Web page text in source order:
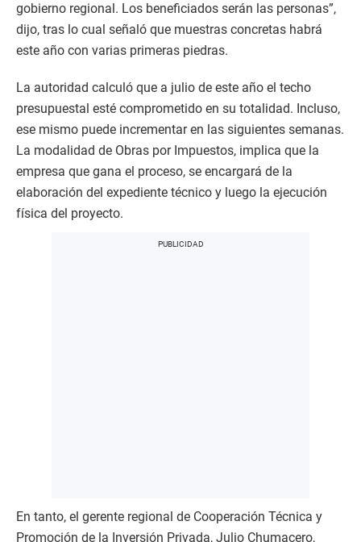
gobierno regional. Los beneficiados serán las personas”,
dijo, tras lo cual señaló que muestras concretas habrá
este año con varias primeras piedras.
La autoridad calculó que a julio de este año el techo
presupuestal esté comprometido en su totalidad. Incluso,
ese mismo puede incrementar en las siguientes semanas.
La modalidad de Obras por Impuestos, implica que la
empresa que gana el proceso, se encargará de la
elaboración del expediente técnico y luego la ejecución
física del proyecto.
En tanto, el gerente regional de Cooperación Técnica y
Promoción de la Inversión Privada, Julio Chumacero,